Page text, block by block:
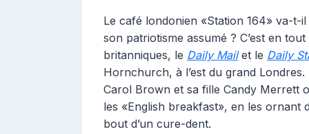
Le café londonien «Station 164» va-t-
son patriotisme assumé ? C’est en
britanniques, le Daily Mail et le Daily
Hornchurch, à l’est du grand
Carol Brown et sa fille Candy Merrett
les «English breakfast», en les ornant
bout d’un cure-dent.